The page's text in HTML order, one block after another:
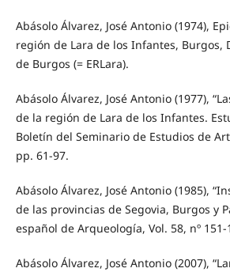
Abásolo Álvarez, José Antonio (1974),
región de Lara de los Infantes, Burgos,
de Burgos (= ERLara).
Abásolo Álvarez, José Antonio (1977),
de la región de Lara de los Infantes.
Boletín del Seminario de Estudios de
pp. 61-97.
Abásolo Álvarez, José Antonio (1985),
de las provincias de Segovia, Burgos y
español de Arqueología, Vol. 58, nº
Abásolo Álvarez, José Antonio (2007),